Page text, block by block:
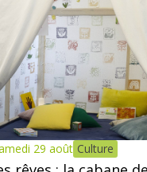
29 août Culture